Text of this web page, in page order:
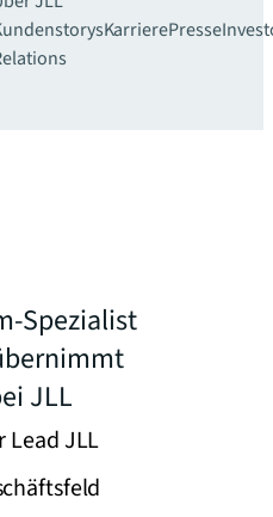
KarrierePresse
Spezialist
JLL
Lead JLL